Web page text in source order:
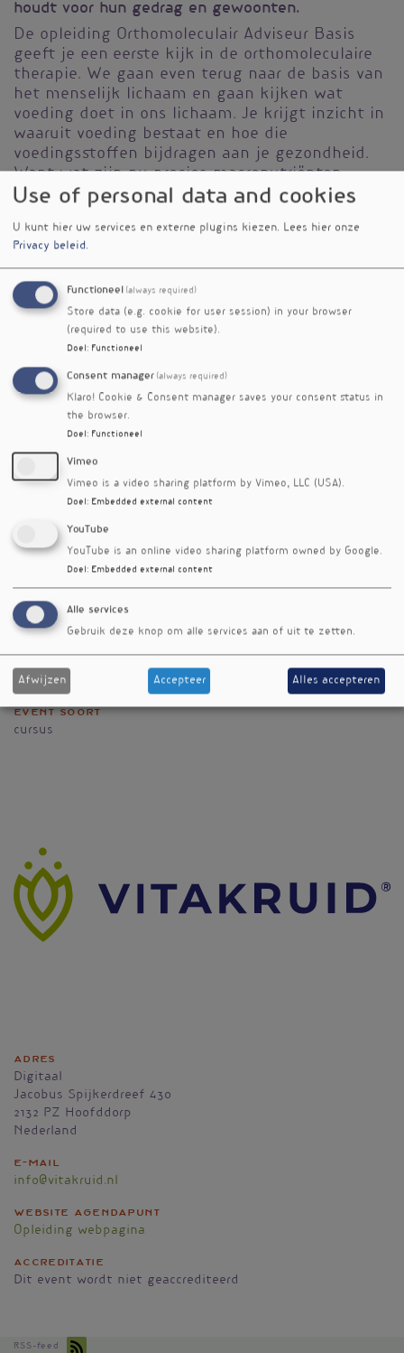
houdt voor hun gedrag en gewoonten.
De opleiding Orthomoleculair Adviseur Basis
geeft je een eerste kijk in de orthomoleculaire
therapie. We gaan even terug naar de basis van
het menselijk lichaam en gaan kijken wat
voeding doet in ons lichaam. Je krijgt inzicht in
waaruit voeding bestaat en hoe die
voedingsstoffen bijdragen aan je gezondheid.
Want wat zijn nu precies macronutriënten,
micronutriënten, vitamines, mineralen,
stofjes kent, kan je ook leren wat
supplementen doen. Want naast voeding is
natuurlijk ook suppletie onderdeel van de
orthomoleculaire therapie.
Tijdens deze 4-daagse basisopleiding leer je
de basisprincipes van de orthomoleculaire
geneeskunde en hoe dit kan bijdragen aan
herstel van de gezondheid. In de
orthomoleculaire gezondheidsleer wordt
gestreefd om het lichaam te voorzien van alle
gezondheid te behouden. Deze bouwstoffen
worden gehaald vanuit voeding en suppletie.
Daarom is het essentieel om te weten
waaruit voedingsmiddelen, maar
ook voedingssupplementen bestaan. Deze
opleiding geeft je inzicht in hoe een
orthomoleculair professional te werk gaat,
zodat jij straks ook een goede eerste stap in
deze richting kan doen.
< Vorig event [terug naar de agenda] Volgend event >
Event soort
cursus
Adres
Digitaal
Jacobus Spijkerdreef 430
2132 PZ Hoofddorp
Nederland
E-mail
info@vitakruid.nl
Website agendapunt
Opleiding webpagina
Accreditatie
Dit event wordt niet geaccrediteerd
RSS-feed
Use of personal data and cookies
U kunt hier uw services en externe plugins kiezen. Lees hier onze
Privacy beleid.
Functioneel (always required)
Store data (e.g. cookie for user session) in your browser
(required to use this website).
Doel : Functioneel
Consent manager (always required)
Klaro! Cookie & Consent manager saves your consent status in
the browser.
Doel : Functioneel
Vimeo
Vimeo is a video sharing platform by Vimeo, LLC (USA).
Doel : Embedded external content
YouTube
YouTube is an online video sharing platform owned by Google.
Doel : Embedded external content
Alle services
Gebruik deze knop om alle services aan of uit te zetten.
Afwijzen Accepteer Alles accepteren